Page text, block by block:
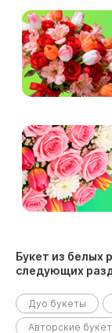
Букет из белых
следующих
Дуо букеты
Авторские